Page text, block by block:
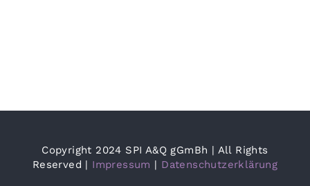
Copyright 2024 SPI A&Q gGmBh | All Rights
Reserved | Impressum | Datenschutzerklärung